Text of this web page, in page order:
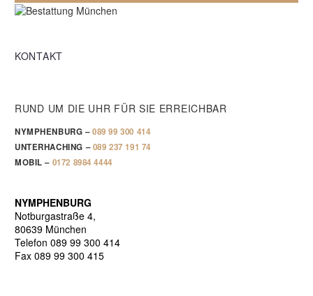
KONTAKT
RUND UM DIE UHR FÜR SIE ERREICHBAR
NYMPHENBURG –089 99 300 414
UNTERHACHING –089 237 191 74
MOBIL – 0172 8984 4444
NYMPHENBURG
Notburgastraße 4,
80639 München
Telefon 089 99 300 414
Fax 089 99 300 415